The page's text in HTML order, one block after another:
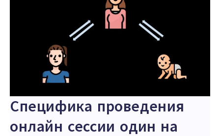
Специфика проведения
онлайн сессии один на